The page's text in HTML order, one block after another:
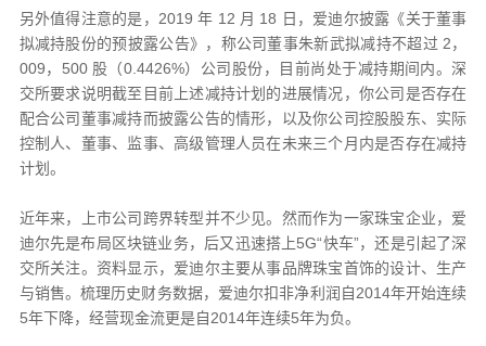
另外值得注意的是，2019 年 12 月 18 日，爱迪尔披露《关于董事
拟减持股份的预披露公告》，称公司董事朱新武拟减持不超过 2，
009，500 股（0.4426%）公司股份，目前尚处于减持期间内。深
交所要求说明截至目前上述减持计划的进展情况，你公司是否存在
配合公司董事减持而披露公告的情形，以及你公司控股股东、实际
控制人、董事、监事、高级管理人员在未来三个月内是否存在减持
计划。
近年来，上市公司跨界转型并不少见。然而作为一家珠宝企业，爱
迪尔先是布局区块链业务，后又迅速搭上5G“快车”，还是引起了深
交所关注。资料显示，爱迪尔主要从事品牌珠宝首饰的设计、生产
与销售。梳理历史财务数据，爱迪尔扣非净利润自2014年开始连续
5年下降，经营现金流更是自2014年连续5年为负。